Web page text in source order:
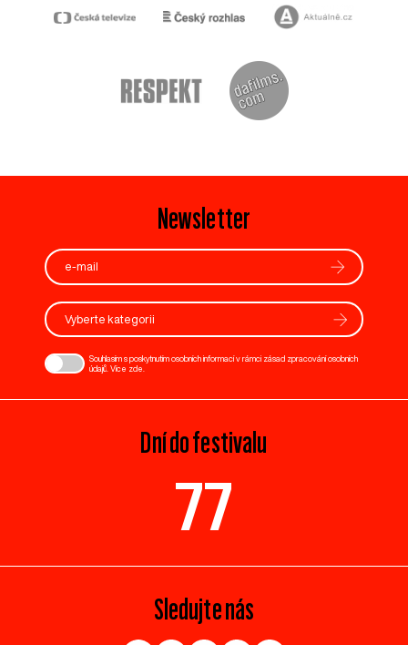
Newsletter
Vyberte kategorii
Souhlasím s poskytnutím osobních informací v rámci zásad zpracování osobních
údajů. Více zde
Dní do festivalu
77
Sledujte nás